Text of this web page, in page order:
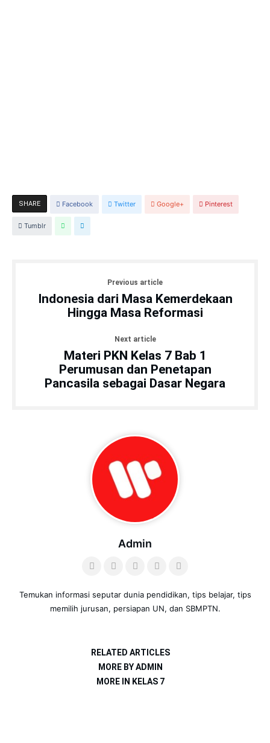
SHARE Facebook Twitter Google+ Pinterest
Tumblr
Previous article
Indonesia dari Masa Kemerdekaan
Hingga Masa Reformasi
Next article
Materi PKN Kelas 7 Bab 1
Perumusan dan Penetapan
Pancasila sebagai Dasar Negara
Admin
Temukan informasi seputar dunia pendidikan, tips belajar, tips
memilih jurusan, persiapan UN, dan SBMPTN.
RELATED ARTICLES
MORE BY ADMIN
MORE IN KELAS 7